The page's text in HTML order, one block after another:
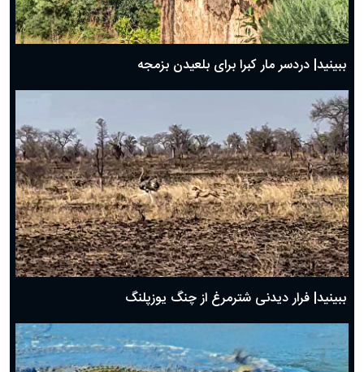
ببینید| دردسر مار کبرا برای بلعیدن بزمجه
ببینید| فرار دیدنی شترمرغ از چنگ یوزپلنگ